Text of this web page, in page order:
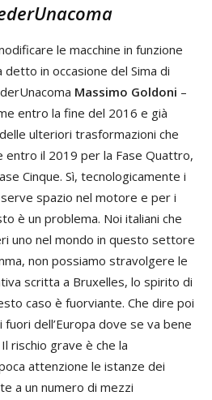
le macchine in funzione
in occasione del Sima di
Massimo Goldoni –
entro la fine del 2016 e già
ulteriori trasformazioni che
entro il 2019 per la Fase Quattro,
Cinque. Sì, tecnologicamente i
spazio nel motore e per i
è un problema. Noi italiani che
uno nel mondo in questo settore
non possiamo stravolgere le
scritta a Bruxelles, lo spirito di
caso è fuorviante. Che dire poi
dell’Europa dove se va bene
rischio grave è che la
attenzione le istanze dei
a un numero di mezzi